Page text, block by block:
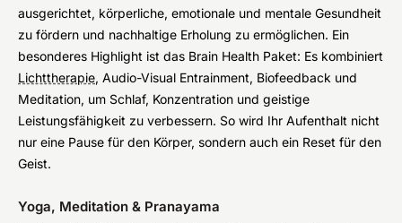
ausgerichtet, körperliche, emotionale und mentale Gesundheit
zu fördern und nachhaltige Erholung zu ermöglichen. Ein
besonderes Highlight ist das Brain Health Paket: Es kombiniert
Lichttherapie, Audio-Visual Entrainment, Biofeedback und
Meditation, um Schlaf, Konzentration und geistige
Leistungsfähigkeit zu verbessern. So wird Ihr Aufenthalt nicht
nur eine Pause für den Körper, sondern auch ein Reset für den
Geist.
Yoga, Meditation & Pranayama